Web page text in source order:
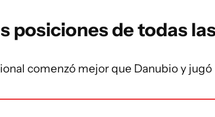
posiciones de todas
comenzó mejor que Danubio y